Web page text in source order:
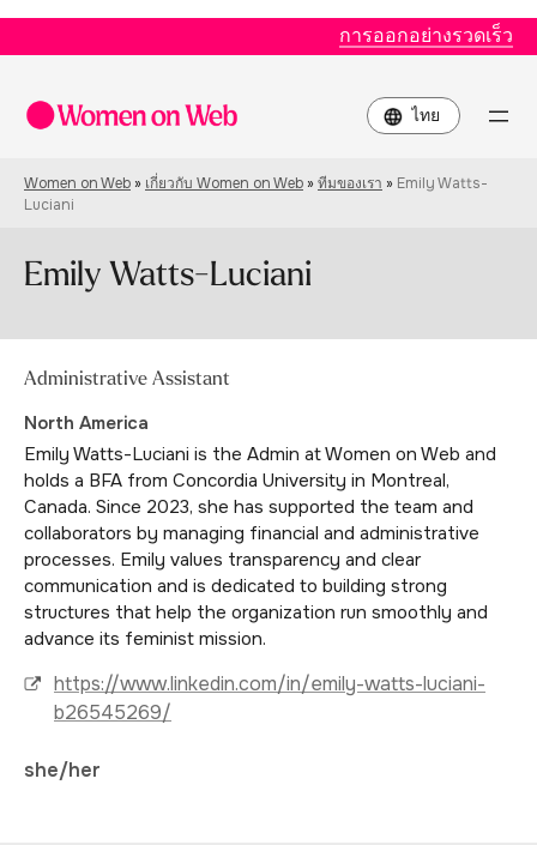
การออกอย่างรวดเร็ว
Choose
a
Women on Web » เกี่ยวกับ Women on Web »ทีมของเรา » Emily Watts-
Luciani
Emily Watts-Luciani
Administrative Assistant
North America
Emily Watts-Luciani is the Admin at Women on Web and
holds a BFA from Concordia University in Montreal,
Canada. Since 2023, she has supported the team and
collaborators by managing financial and administrative
processes. Emily values transparency and clear
communication and is dedicated to building strong
structures that help the organization run smoothly and
advance its feminist mission.
https://www.linkedin.com/in/emily-watts-luciani-
b26545269/
she/her